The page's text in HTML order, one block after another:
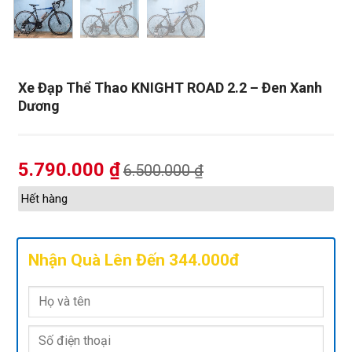
Xe Đạp Thể Thao KNIGHT ROAD 2.2 – Đen Xanh
Dương
5.790.000 ₫6.500.000₫
Hết hàng
Nhận Quà Lên Đến 344.000đ